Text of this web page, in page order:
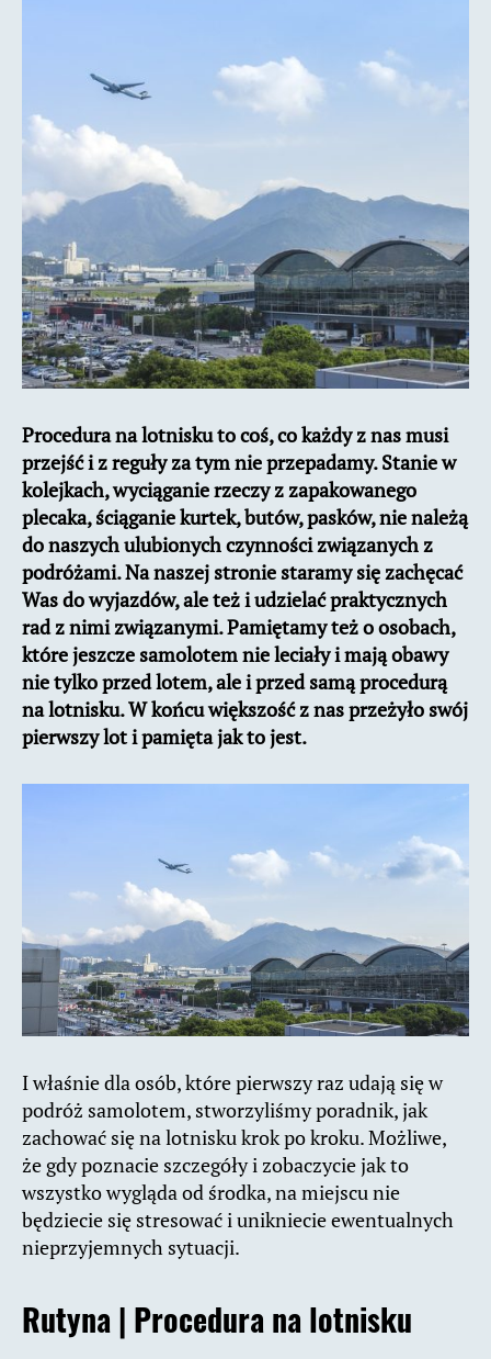
Procedura na lotnisku to coś, co każdy z nas musi
przejść i z reguły za tym nie przepadamy. Stanie w
kolejkach, wyciąganie rzeczy z zapakowanego
plecaka, ściąganie kurtek, butów, pasków, nie należą
do naszych ulubionych czynności związanych z
podróżami. Na naszej stronie staramy się zachęcać
Was do wyjazdów, ale też i udzielać praktycznych
rad z nimi związanymi. Pamiętamy też o osobach,
które jeszcze samolotem nie leciały i mają obawy
nie tylko przed lotem, ale i przed samą procedurą
na lotnisku. W końcu większość z nas przeżyło swój
pierwszy lot i pamięta jak to jest.
I właśnie dla osób, które pierwszy raz udają się w
podróż samolotem, stworzyliśmy poradnik, jak
zachować się na lotnisku krok po kroku. Możliwe,
że gdy poznacie szczegóły i zobaczycie jak to
wszystko wygląda od środka, na miejscu nie
będziecie się stresować i unikniecie ewentualnych
nieprzyjemnych sytuacji.
Rutyna | Procedura na lotnisku